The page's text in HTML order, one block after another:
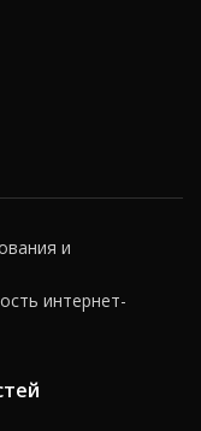
и
интернет-